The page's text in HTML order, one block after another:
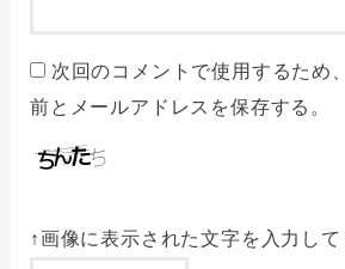
次回のコメントで使用するため
前とメールアドレスを保存する。
↑画像に表示された文字を入力して